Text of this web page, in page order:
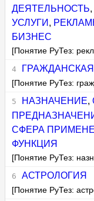
ДЕЯТЕЛЬНОСТЬ,
УСЛУГИ ,
БИЗНЕС
[Понятие РуТез:
[Понятие РуТез:
НАЗНАЧЕНИЕ,
СФЕРА
ФУНКЦИЯ
[Понятие РуТез:
АСТРОЛОГИЯ
[Понятие РуТез: